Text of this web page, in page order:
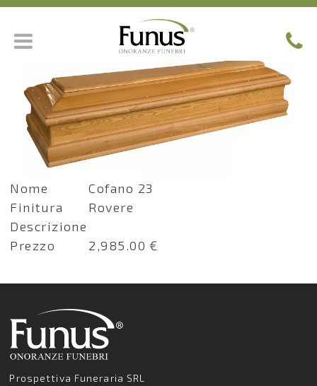
Nome
Cofano 23
Finitura
Rovere
Descrizione
Prezzo
2,985.00 €
Prospettiva Funeraria SRL